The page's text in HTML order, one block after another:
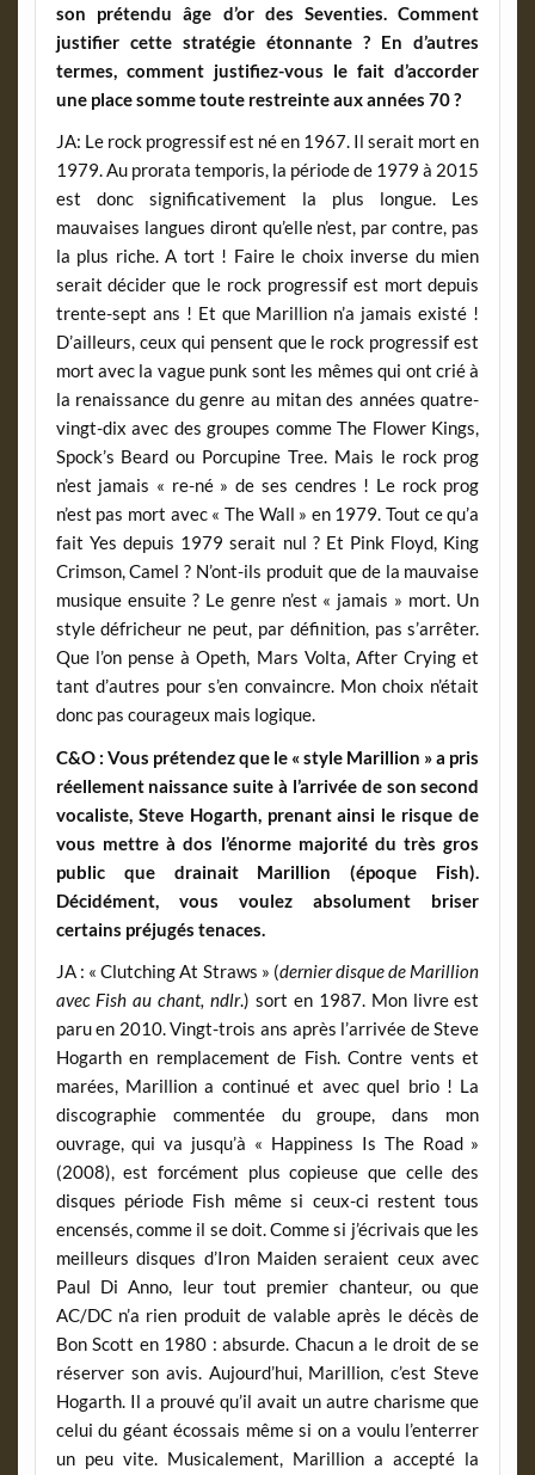
son prétendu âge d’or des Seventies. Comment
justifier cette stratégie étonnante ? En d’autres
termes, comment justifiez-vous le fait d’accorder
une place somme toute restreinte aux années 70 ?
JA: Le rock progressif est né en 1967. Il serait mort en
1979. Au prorata temporis, la période de 1979 à 2015
est donc significativement la plus longue. Les
mauvaises langues diront qu’elle n’est, par contre, pas
la plus riche. A tort ! Faire le choix inverse du mien
serait décider que le rock progressif est mort depuis
trente-sept ans ! Et que Marillion n’a jamais existé !
D’ailleurs, ceux qui pensent que le rock progressif est
mort avec la vague punk sont les mêmes qui ont crié à
la renaissance du genre au mitan des années quatre-
vingt-dix avec des groupes comme The Flower Kings,
Spock’s Beard ou Porcupine Tree. Mais le rock prog
n’est jamais « re-né » de ses cendres ! Le rock prog
n’est pas mort avec « The Wall » en 1979. Tout ce qu’a
fait Yes depuis 1979 serait nul ? Et Pink Floyd, King
Crimson, Camel ? N’ont-ils produit que de la mauvaise
musique ensuite ? Le genre n’est « jamais » mort. Un
style défricheur ne peut, par définition, pas s’arrêter.
Que l’on pense à Opeth, Mars Volta, After Crying et
tant d’autres pour s’en convaincre. Mon choix n’était
donc pas courageux mais logique.
C&O : Vous prétendez que le « style Marillion » a pris
réellement naissance suite à l’arrivée de son second
vocaliste, Steve Hogarth, prenant ainsi le risque de
vous mettre à dos l’énorme majorité du très gros
public que drainait Marillion (époque Fish).
Décidément, vous voulez absolument briser
certains préjugés tenaces.
JA : « Clutching At Straws » (dernier disque de Marillion
avec Fish au chant, ndlr.) sort en 1987. Mon livre est
paru en 2010. Vingt-trois ans après l’arrivée de Steve
Hogarth en remplacement de Fish. Contre vents et
marées, Marillion a continué et avec quel brio ! La
discographie commentée du groupe, dans mon
ouvrage, qui va jusqu’à « Happiness Is The Road »
(2008), est forcément plus copieuse que celle des
disques période Fish même si ceux-ci restent tous
encensés, comme il se doit. Comme si j’écrivais que les
meilleurs disques d’Iron Maiden seraient ceux avec
Paul Di Anno, leur tout premier chanteur, ou que
AC/DC n’a rien produit de valable après le décès de
Bon Scott en 1980 : absurde. Chacun a le droit de se
réserver son avis. Aujourd’hui, Marillion, c’est Steve
Hogarth. Il a prouvé qu’il avait un autre charisme que
celui du géant écossais même si on a voulu l’enterrer
un peu vite. Musicalement, Marillion a accepté la